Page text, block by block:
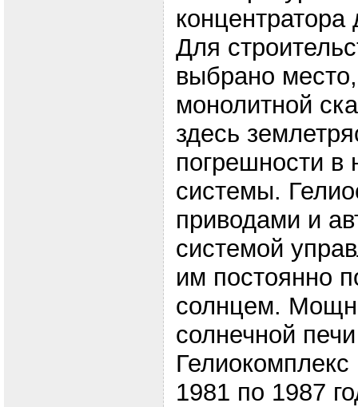
концентратора
Для
выбрано
монолитной
здесь
погрешности в
системы.
приводами и
системой
им постоянно
солнцем.
солнечной
1981 по 1987